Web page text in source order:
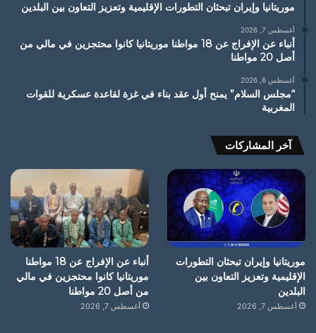
موريتانيا وإيران تبحثان التطورات الإقليمية وتعزيز التعاون بين البلدين
أغسطس 7, 2026
أنباء عن الإفراج عن 18 مواطنا موريتانيا كانوا محتجزين في مالي من
أصل 20 مواطنا
أغسطس 6, 2026
“مجلس السلام” يمنح أول عقد بناء في غزة لقاعدة عسكرية للقوات
المغربية
آخر المشاركات
موريتانيا وإيران تبحثان التطورات
الإقليمية وتعزيز التعاون بين
البلدين
أغسطس 7, 2026
أنباء عن الإفراج عن 18 مواطنا
موريتانيا كانوا محتجزين في مالي
من أصل 20 مواطنا
أغسطس 7, 2026